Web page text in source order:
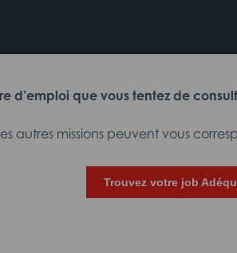
d’emploi que vous tentez de
autres missions peuvent vous
Trouvez votre job